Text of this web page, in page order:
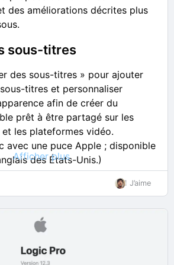
générées avec des
complètes pour créer
dont vous avez besoin
les formes générées et
Pro avec Keynote, Pages et
de Keynote, Pages ou
Pixelmator Pro, modifiez-les à
préférés et enregistrez-les
vos images à tout
et effets
des améliorations décrites plus
sous-titres
des sous-titres » pour ajouter
titres et personnaliser
afin de créer du
prêt à être partagé sur les
les plateformes vidéo.
avec une puce Apple ; disponible
des États-Unis.)
automatique de sous-titres.
vous permet d’étalonner
vidéos. Cet outil utilise une
pour isoler instantanément
Afficher plus
1 J’aime